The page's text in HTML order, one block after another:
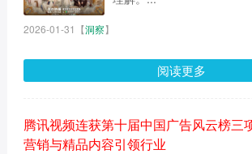
2026-01-31 【洞察】
阅读更多
腾讯视频连获第十届中国广告风云榜三
营销与精品内容引领行业